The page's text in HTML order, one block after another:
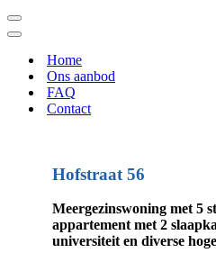
Navigatiemenu
Navigatiemenu
Home
Ons aanbod
FAQ
Contact
Hofstraat 56
Meergezinswoning met 5
appartement met 2
universiteit en diverse